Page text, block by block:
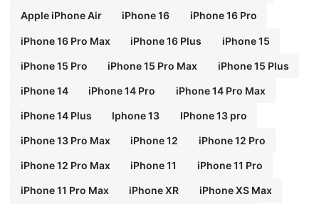
Apple iPhone Air iPhone 16 iPhone 16 Pro
iPhone 16 Pro Max iPhone 16 Plus iPhone 15
iPhone 15 Pro iPhone 15 Pro Max iPhone 15 Plus
iPhone 14 iPhone 14 Pro iPhone 14 Pro Max
iPhone 14 Plus Iphone 13 IPhone 13 pro
iPhone 13 Pro Max iPhone 12 iPhone 12 Pro
iPhone 12 Pro Max iPhone 11 iPhone 11 Pro
iPhone 11 Pro Max iPhone XR iPhone XS Max